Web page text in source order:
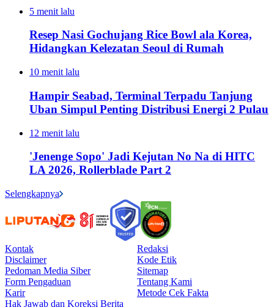
5 menit lalu
Resep Nasi Gochujang Rice Bowl ala Korea,
Hidangkan Kelezatan Seoul di Rumah
10 menit lalu
Hampir Seabad, Terminal Terpadu Tanjung
Uban Simpul Penting Distribusi Energi 2 Pulau
12 menit lalu
'Jenenge Sopo' Jadi Kejutan No Na di HITC
LA 2026, Rollerblade Part 2
Selengkapnya
Kontak
Redaksi
Disclaimer
Kode Etik
Pedoman Media Siber
Sitemap
Form Pengaduan
Tentang Kami
Karir
Metode Cek Fakta
Hak Jawab dan Koreksi Berita